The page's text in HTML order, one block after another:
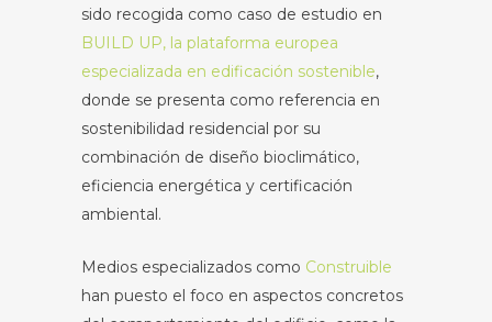
sido recogida como caso de estudio en
BUILD UP, la plataforma europea
especializada en edificación sostenible,
donde se presenta como referencia en
sostenibilidad residencial por su
combinación de diseño bioclimático,
eficiencia energética y certificación
ambiental.
Medios especializados como Construible
han puesto el foco en aspectos concretos